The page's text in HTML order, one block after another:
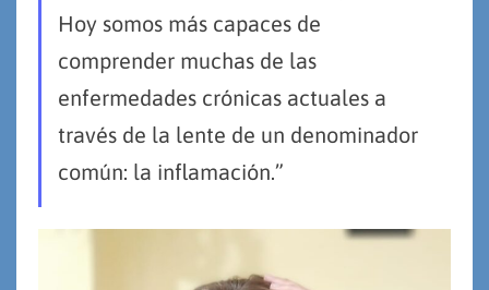
Hoy somos más capaces de
comprender muchas de las
enfermedades crónicas actuales a
través de la lente de un denominador
común: la inflamación.”